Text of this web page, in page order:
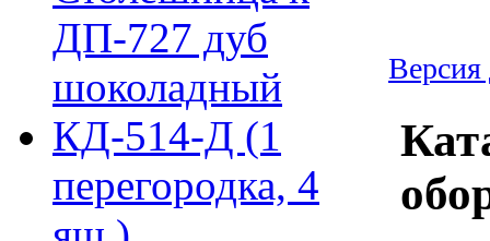
ДП-727 дуб
шоколадный
КД-514-Д (1
перегородка, 4
Версия